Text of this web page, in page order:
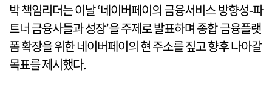
박 책임리더는 이날 ‘네이버페이의 금융서비스 방향성-파
트너 금융사들과 성장’을 주제로 발표하며 종합 금융플랫
폼 확장을 위한 네이버페이의 현 주소를 짚고 향후 나아갈
목표를 제시했다.